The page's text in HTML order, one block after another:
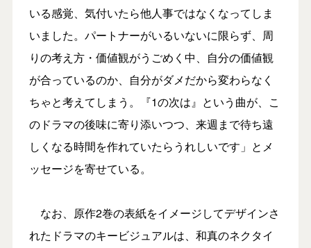
いる感覚、気付いたら他人事ではなくなってしま
いました。パートナーがいるいないに限らず、周
りの考え方・価値観がうごめく中、自分の価値観
が合っているのか、自分がダメだから変わらなく
ちゃと考えてしまう。『1の次は』という曲が、こ
のドラマの後味に寄り添いつつ、来週まで待ち遠
しくなる時間を作れていたらうれしいです」とメ
ッセージを寄せている。
なお、原作2巻の表紙をイメージしてデザインさ
れたドラマのキービジュアルは、和真のネクタイ